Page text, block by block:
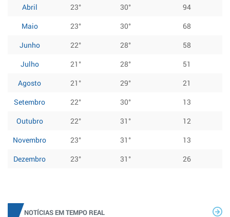
Abril
23° 30°
94
Maio
23° 30°
68
Junho
22° 28°
58
Julho
21° 28°
51
Agosto
21° 29°
21
Setembro
22° 30°
13
Outubro
22° 31°
12
Novembro
23° 31°
13
Dezembro
23° 31° 26
NOTÍCIAS EM TEMPO REAL